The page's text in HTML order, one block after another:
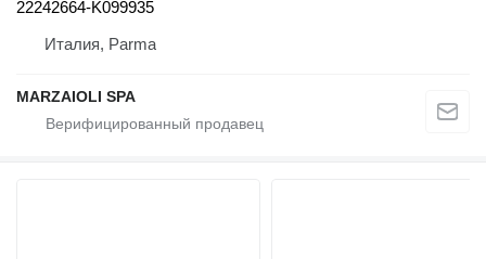
22242664-K099935
Италия, Parma
MARZAIOLI SPA